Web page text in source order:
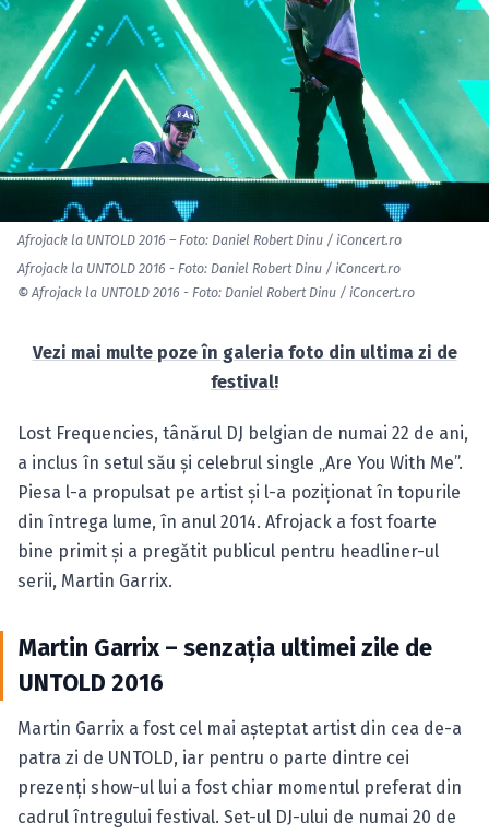
Afrojack la UNTOLD 2016 – Foto: Daniel Robert Dinu / iConcert.ro
Afrojack la UNTOLD 2016 - Foto: Daniel Robert Dinu / iConcert.ro
© Afrojack la UNTOLD 2016 - Foto: Daniel Robert Dinu / iConcert.ro
Vezi mai multe poze în galeria foto din ultima zi de
festival!
Lost Frequencies, tânărul DJ belgian de numai 22 de ani,
a inclus în setul său şi celebrul single „Are You With Me”.
Piesa l-a propulsat pe artist şi l-a poziţionat în topurile
din întrega lume, în anul 2014. Afrojack a fost foarte
bine primit şi a pregătit publicul pentru headliner-ul
serii, Martin Garrix.
Martin Garrix – senzaţia ultimei zile de
UNTOLD 2016
Martin Garrix a fost cel mai aşteptat artist din cea de-a
patra zi de UNTOLD, iar pentru o parte dintre cei
prezenţi show-ul lui a fost chiar momentul preferat din
cadrul întregului festival. Set-ul DJ-ului de numai 20 de